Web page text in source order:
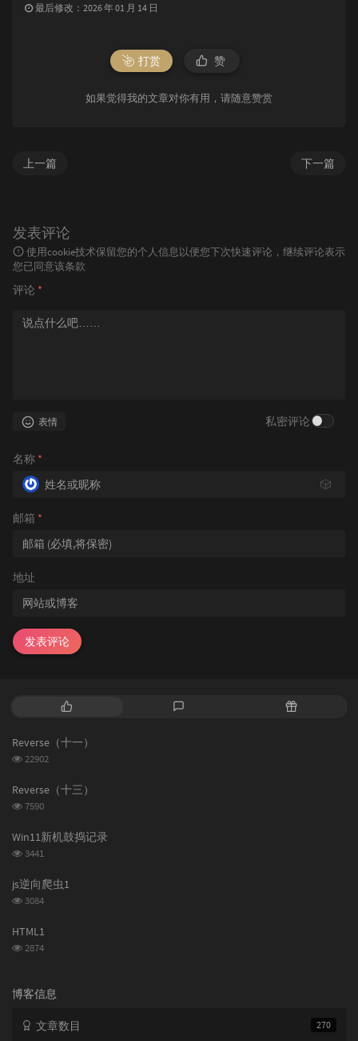
最后修改：2026 年 01 月 14 日
打赏 赞
如果觉得我的文章对你有用，请随意赞赏
下一篇
上一篇
发表评论
使用cookie技术保留您的个人信息以便您下次快速评论，继续评论表示
您已同意该条款
评论 *
表情 私密评论
名称 *
🎲
邮箱 *
地址
发表评论
热
随
Reverse（十一）
浏
次
22902
Reverse（十三）
浏
次
7590
Win11新机鼓捣记录
浏
次
数:
3441
js逆向爬虫1
浏
次
3084
HTML1
浏
数:
2874
博客信息
270
文章数目